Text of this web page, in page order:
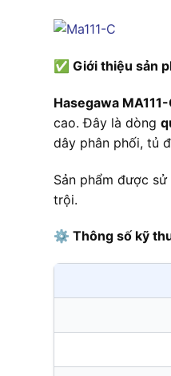
✅ Giới thiệu sản
Hasegawa
cao. Đây là dòng
dây phân phối, tủ
Sản phẩm được
trội.
⚙️ Thông số kỹ